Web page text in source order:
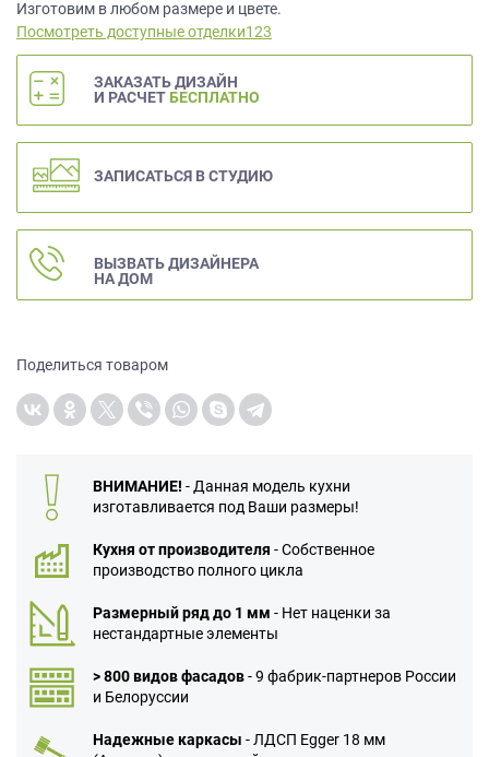
Изготовим в любом размере и цвете.
Посмотреть доступные отделки123
ЗАКАЗАТЬ ДИЗАЙН
И РАСЧЕТ БЕСПЛАТНО
ЗАПИСАТЬСЯ В СТУДИЮ
ВЫЗВАТЬ ДИЗАЙНЕРА
НА ДОМ
Поделиться товаром
ВНИМАНИЕ! - Данная модель кухни
изготавливается под Ваши размеры!
Кухня от производителя - Собственное
производство полного цикла
Размерный ряд до 1 мм - Нет наценки за
нестандартные элементы
> 800 видов фасадов- 9 фабрик-партнеров России
и Белоруссии
Надежные каркасы - ЛДСП Egger 18 мм
данных.